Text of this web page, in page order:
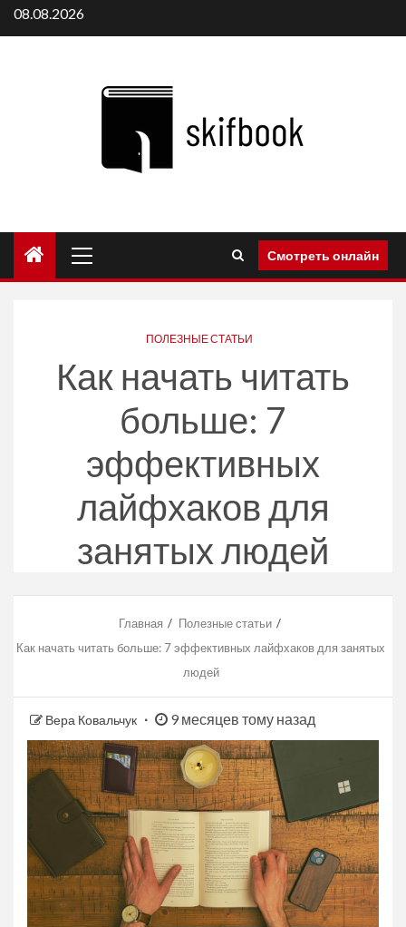
Перейти
к
08.08.2026
меню
Смотреть онлайн
ПОЛЕЗНЫЕ СТАТЬИ
Как начать читать
больше: 7
эффективных
лайфхаков для
занятых людей
Главная
Полезные статьи
Как начать читать больше: 7 эффективных лайфхаков для занятых
людей
Вера Ковальчук 9 месяцев тому назад